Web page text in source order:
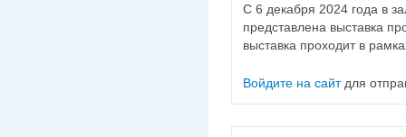
С 6 декабря 2024 года в
представлена выставка
выставка проходит в
Войдите на сайтдля